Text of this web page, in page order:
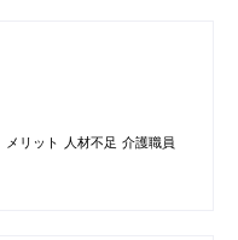
メリット 人材不足 介護職員